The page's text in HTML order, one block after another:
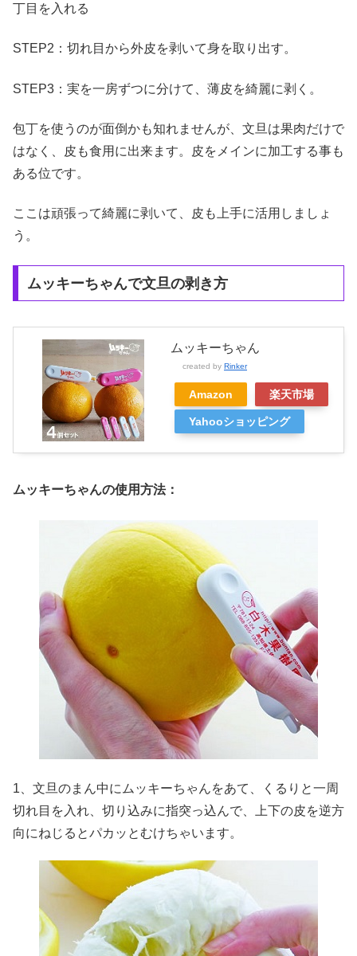
丁目を入れる
STEP2：切れ目から外皮を剥いて身を取り出す。
STEP3：実を一房ずつに分けて、薄皮を綺麗に剥く。
包丁を使うのが面倒かも知れませんが、文旦は果肉だけで
はなく、皮も食用に出来ます。皮をメインに加工する事も
ある位です。
ここは頑張って綺麗に剥いて、皮も上手に活用しましょ
う。
ムッキーちゃんで文旦の剥き方
ムッキーちゃん
created by Rinker
Amazon 楽天市場
Yahooショッピング
ムッキーちゃんの使用方法：
1、文旦のまん中にムッキーちゃんをあて、くるりと一周
切れ目を入れ、切り込みに指突っ込んで、上下の皮を逆方
向にねじるとパカッとむけちゃいます。